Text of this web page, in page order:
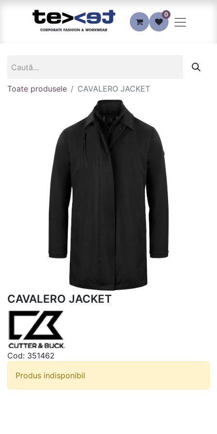
0
Toate produsele CAVALERO JACKET
CAVALERO JACKET
Cod: 351462
Produs indisponibil